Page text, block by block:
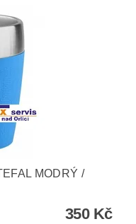
MODRÝ /
350 Kč